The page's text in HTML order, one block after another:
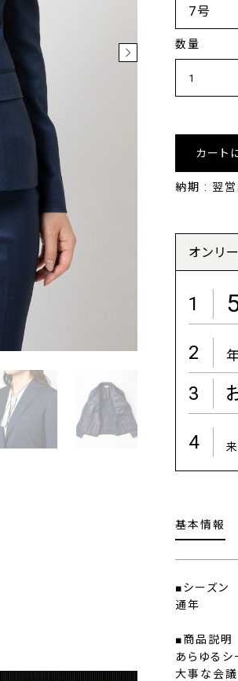
数量
カート
納期 : 翌
オンリ
1
2
3
4
基本情報
■シーズン
通年
■商品説明
あらゆるシ
大事な会議